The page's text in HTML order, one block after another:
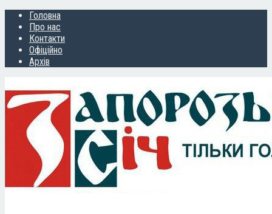
Головна
Про нас
Контакти
Офіційно
Архів